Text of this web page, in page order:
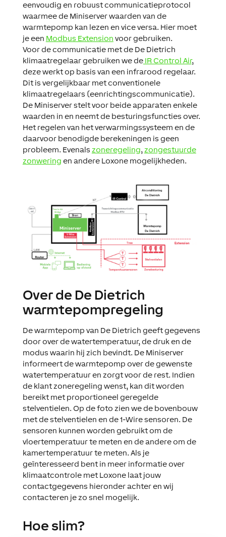
eenvoudig en robuust communicatieprotocol
waarmee de Miniserver waarden van de
warmtepomp kan lezen en vice versa. Hier moet
je een Modbus Extension voor gebruiken.
Voor de communicatie met de De Dietrich
klimaatregelaar gebruiken we deIR Control Air,
deze werkt op basis van een infrarood regelaar.
Dit is vergelijkbaar met conventionele
klimaatregelaars (eenrichtingscommunicatie).
De Miniserver stelt voor beide apparaten enkele
waarden in en neemt de besturingsfuncties over.
Het regelen van het verwarmingssysteem en de
daarvoor benodigde berekeningen is geen
probleem. Evenals zoneregeling, zongestuurde
zonwering en andere Loxone mogelijkheden.
Over de De Dietrich
warmtepompregeling
De warmtepomp van De Dietrich geeft gegevens
door over de watertemperatuur, de druk en de
modus waarin hij zich bevindt. De Miniserver
informeert de warmtepomp over de gewenste
watertemperatuur en zorgt voor de rest. Indien
de klant zoneregeling wenst, kan dit worden
bereikt met proportioneel geregelde
stelventielen. Op de foto zien we de bovenbouw
met de stelventielen en de 1-Wire sensoren. De
sensoren kunnen worden gebruikt om de
vloertemperatuur te meten en de andere om de
kamertemperatuur te meten. Als je
geïnteresseerd bent in meer informatie over
klimaatcontrole met Loxone laat jouw
contactgegevens hieronder achter en wij
contacteren je zo snel mogelijk.
Hoe slim?